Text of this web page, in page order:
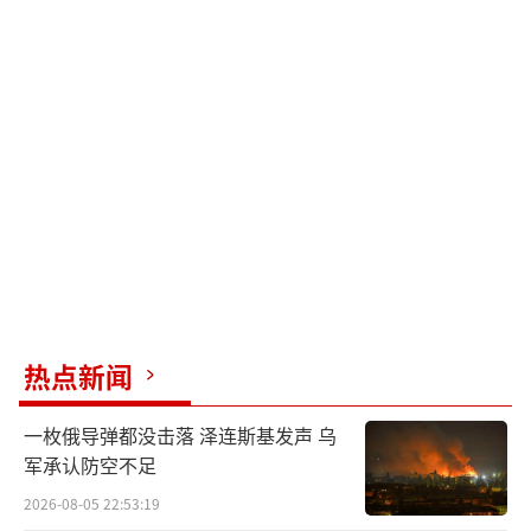
热点新闻
一枚俄导弹都没击落 泽连斯基发声 乌
军承认防空不足
2026-08-05 22:53:19